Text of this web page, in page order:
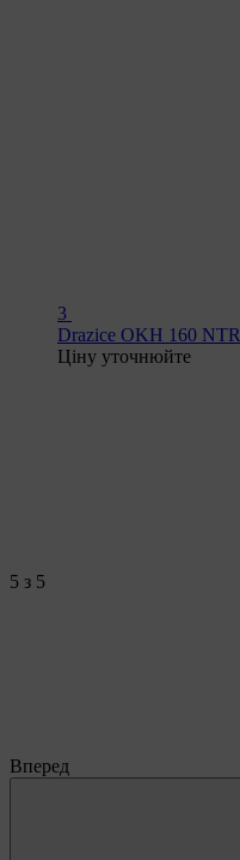
3
Drazice OKH 160 NTR
Ціну уточнюйте
5 з 5
Вперед